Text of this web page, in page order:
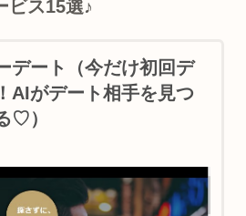
ビス15選♪
デート（今だけ初回デ
AIがデート相手を見つ
♡）